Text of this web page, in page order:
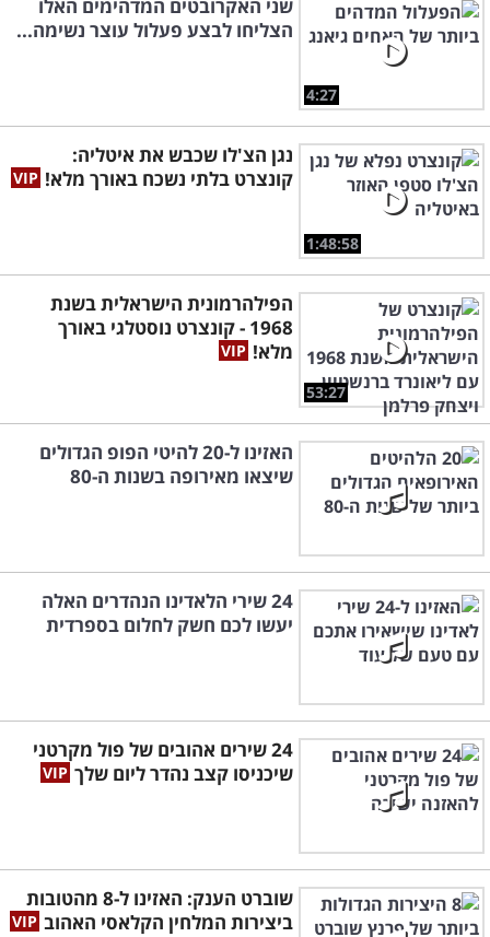
4:27
שני האקרובטים המדהימים האלו
הצליחו לבצע פעלול עוצר נשימה...
1:48:58
נגן הצ'לו שכבש את איטליה:
קונצרט בלתי נשכח באורך מלא!
53:27
הפילהרמונית הישראלית בשנת
1968 - קונצרט נוסטלגי באורך
מלא!
האזינו ל-20 להיטי הפופ הגדולים
שיצאו מאירופה בשנות ה-80
24 שירי הלאדינו הנהדרים האלה
יעשו לכם חשק לחלום בספרדית
24 שירים אהובים של פול מקרטני
שיכניסו קצב נהדר ליום שלך
שוברט הענק: האזינו ל-8 מהטובות
ביצירות המלחין הקלאסי האהוב